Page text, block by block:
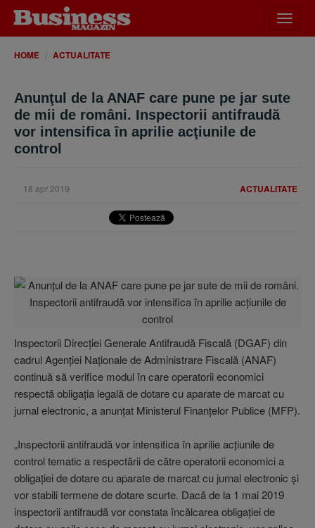
meniu
HOME ACTUALITATE
Anunţul de la ANAF care pune pe jar sute
de mii de români. Inspectorii antifraudă
vor intensifica în aprilie acţiunile de
control
ACTUALITATE
18 apr 2019
Inspectorii Direcţiei Generale Antifraudă Fiscală (DGAF) din
cadrul Agenţiei Naţionale de Administrare Fiscală (ANAF)
continuă să verifice modul în care operatorii economici
respectă obligaţia legală de dotare cu aparate de marcat cu
jurnal electronic, a anunţat Ministerul Finanţelor Publice (MFP).
„Inspectorii antifraudă vor intensifica în aprilie acţiunile de
control tematic a respectării de către operatorii economici a
obligaţiei de dotare cu aparate de marcat cu jurnal electronic şi
vor stabili termene de dotare scurte. Dacă de la 1 mai 2019
inspectorii antifraudă vor constata încălcarea obligaţiei de